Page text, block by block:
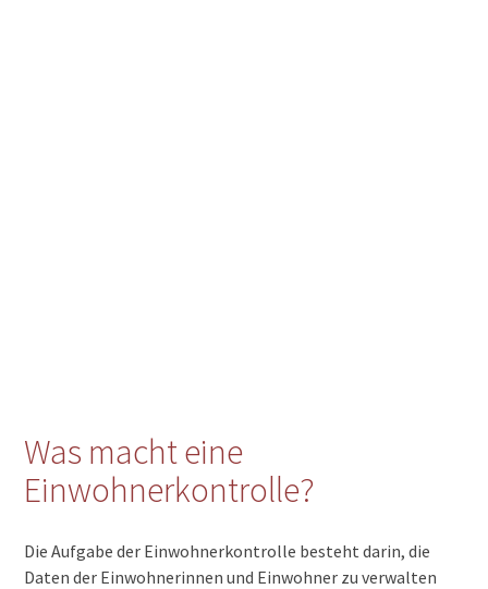
Was macht eine
Einwohnerkontrolle?
Die Aufgabe der Einwohnerkontrolle besteht darin, die
Daten der Einwohnerinnen und Einwohner zu verwalten